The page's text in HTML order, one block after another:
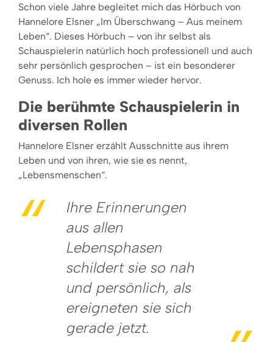
Schon viele Jahre begleitet mich das Hörbuch von
Hannelore Elsner „Im Überschwang – Aus meinem
Leben“. Dieses Hörbuch – von ihr selbst als
Schauspielerin natürlich hoch professionell und auch
sehr persönlich gesprochen – ist ein besonderer
Genuss. Ich hole es immer wieder hervor.
Die berühmte Schauspielerin in
diversen Rollen
Hannelore Elsner erzählt Ausschnitte aus ihrem
Leben und von ihren, wie sie es nennt,
„Lebensmenschen“.
Ihre Erinnerungen
aus allen
Lebensphasen
schildert sie so nah
und persönlich, als
ereigneten sie sich
gerade jetzt.